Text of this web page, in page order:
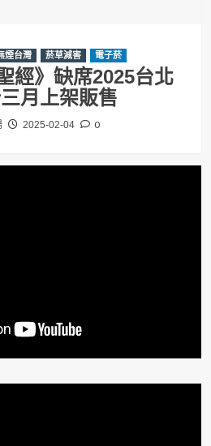
煙台灣 菸草減害 電子菸
經》缺席2025台北
月上架販售
2025-02-04 0